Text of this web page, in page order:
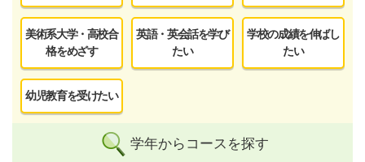
美術系大学・高校合
格をめざす
英語・英会話を学び
たい
学校の成績を伸ばし
たい
幼児教育を受けたい
学年からコースを探す